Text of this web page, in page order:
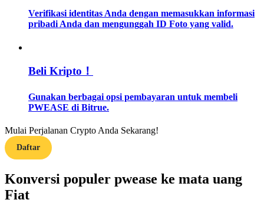
Panduan Pemula Berjangka
Strategi perdagangan
Verifikasi identitas Anda dengan memasukkan informasi
pribadi Anda dan mengunggah ID Foto yang valid.
Beli Kripto！
Gunakan berbagai opsi pembayaran untuk membeli
PWEASE di Bitrue.
Mulai Perjalanan Crypto Anda Sekarang!
Daftar
Konversi populer pwease ke mata uang
Fiat